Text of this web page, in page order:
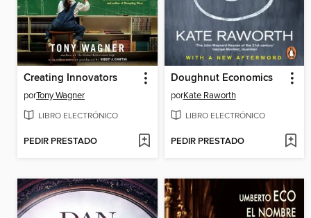
Creating Innovators
porTony Wagner
LIBRO ELECTRÓNICO
PEDIR PRESTADO
Doughnut Economics
porKate Raworth
LIBRO ELECTRÓNICO
PEDIR PRESTADO